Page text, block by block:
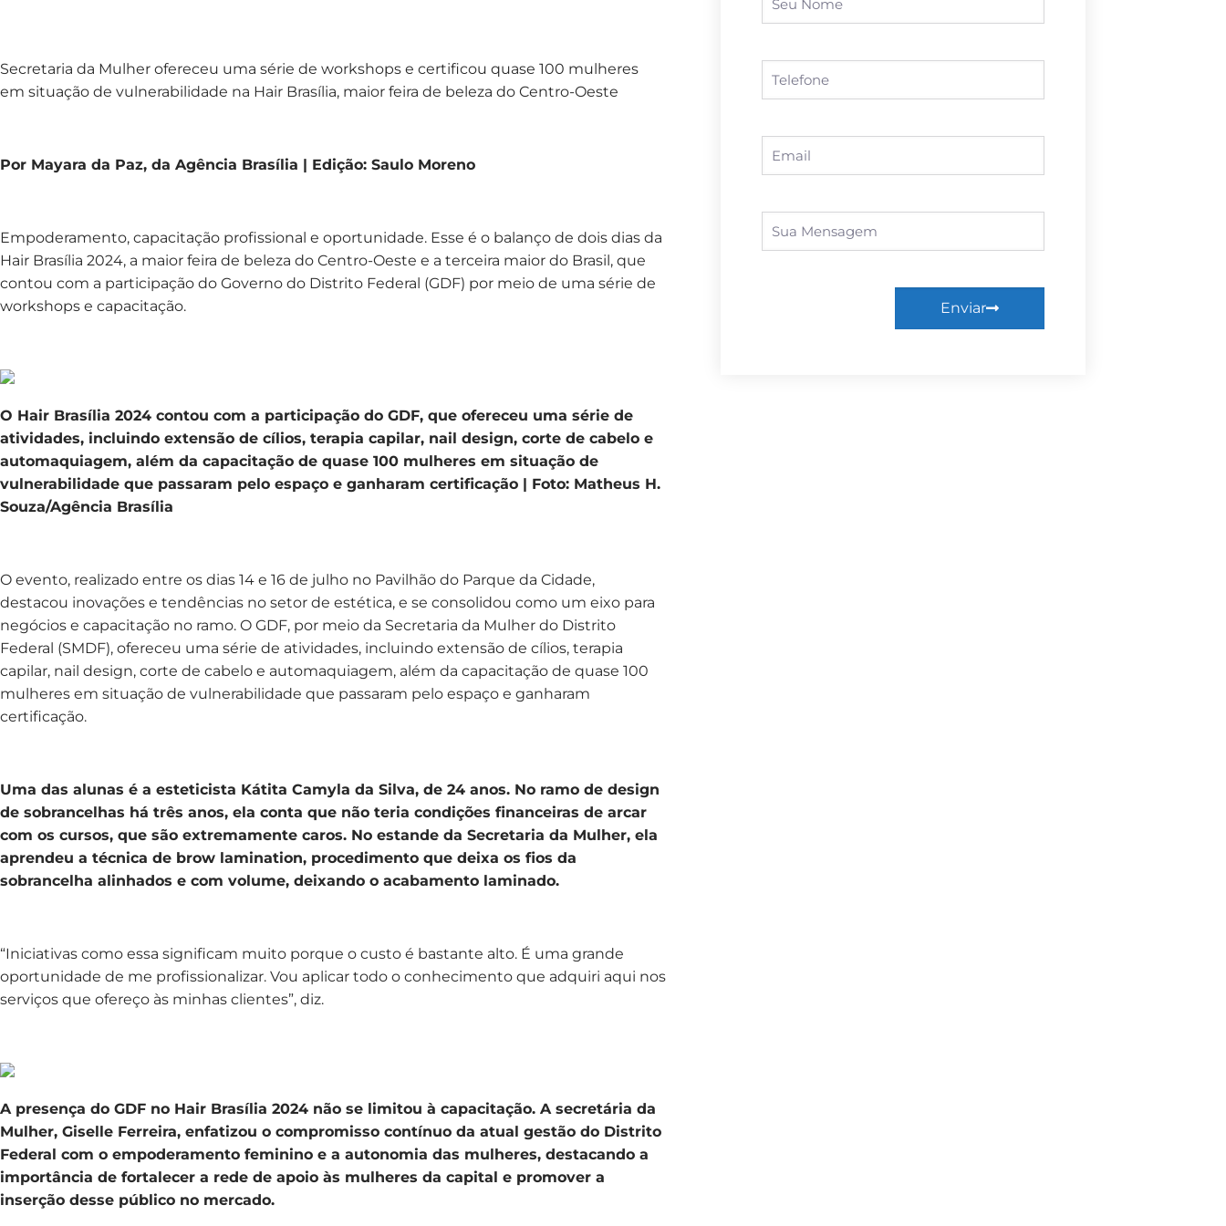
Secretaria da Mulher ofereceu uma série de workshops e certificou quase 100 mulheres
em situação de vulnerabilidade na Hair Brasília, maior feira de beleza do Centro-Oeste
Por Mayara da Paz, da Agência Brasília | Edição: Saulo Moreno
Empoderamento, capacitação profissional e oportunidade. Esse é o balanço de dois dias da
Hair Brasília 2024, a maior feira de beleza do Centro-Oeste e a terceira maior do Brasil, que
contou com a participação do Governo do Distrito Federal (GDF) por meio de uma série de
workshops e capacitação.
O Hair Brasília 2024 contou com a participação do GDF, que ofereceu uma série de
atividades, incluindo extensão de cílios, terapia capilar, nail design, corte de cabelo e
automaquiagem, além da capacitação de quase 100 mulheres em situação de
vulnerabilidade que passaram pelo espaço e ganharam certificação | Foto: Matheus H.
Souza/Agência Brasília
O evento, realizado entre os dias 14 e 16 de julho no Pavilhão do Parque da Cidade,
destacou inovações e tendências no setor de estética, e se consolidou como um eixo para
negócios e capacitação no ramo. O GDF, por meio da Secretaria da Mulher do Distrito
Federal (SMDF), ofereceu uma série de atividades, incluindo extensão de cílios, terapia
capilar, nail design, corte de cabelo e automaquiagem, além da capacitação de quase 100
mulheres em situação de vulnerabilidade que passaram pelo espaço e ganharam
certificação.
Uma das alunas é a esteticista Kátita Camyla da Silva, de 24 anos. No ramo de design
de sobrancelhas há três anos, ela conta que não teria condições financeiras de arcar
com os cursos, que são extremamente caros. No estande da Secretaria da Mulher, ela
aprendeu a técnica de brow lamination, procedimento que deixa os fios da
sobrancelha alinhados e com volume, deixando o acabamento laminado.
“Iniciativas como essa significam muito porque o custo é bastante alto. É uma grande
oportunidade de me profissionalizar. Vou aplicar todo o conhecimento que adquiri aqui nos
serviços que ofereço às minhas clientes”, diz.
A presença do GDF no Hair Brasília 2024 não se limitou à capacitação. A secretária da
Mulher, Giselle Ferreira, enfatizou o compromisso contínuo da atual gestão do Distrito
Federal com o empoderamento feminino e a autonomia das mulheres, destacando a
importância de fortalecer a rede de apoio às mulheres da capital e promover a
inserção desse público no mercado.
Enviar